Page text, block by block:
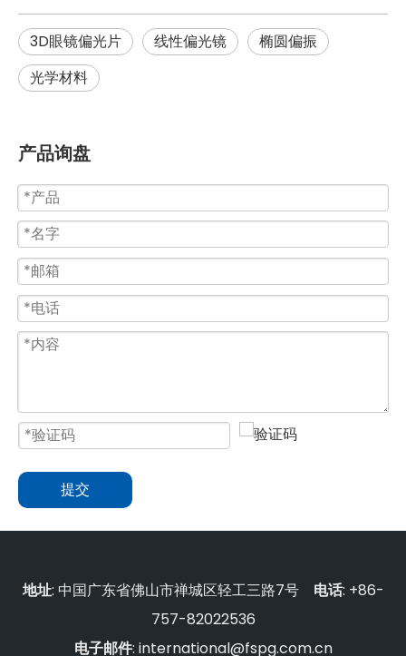
3D眼镜偏光片 线性偏光镜
椭圆偏振
光学材料
产品询盘
提交
地址: 中国广东省佛山市禅城区轻工三路7号 电话: +86-
757-82022536
电子邮件: international@fspg.com.cn